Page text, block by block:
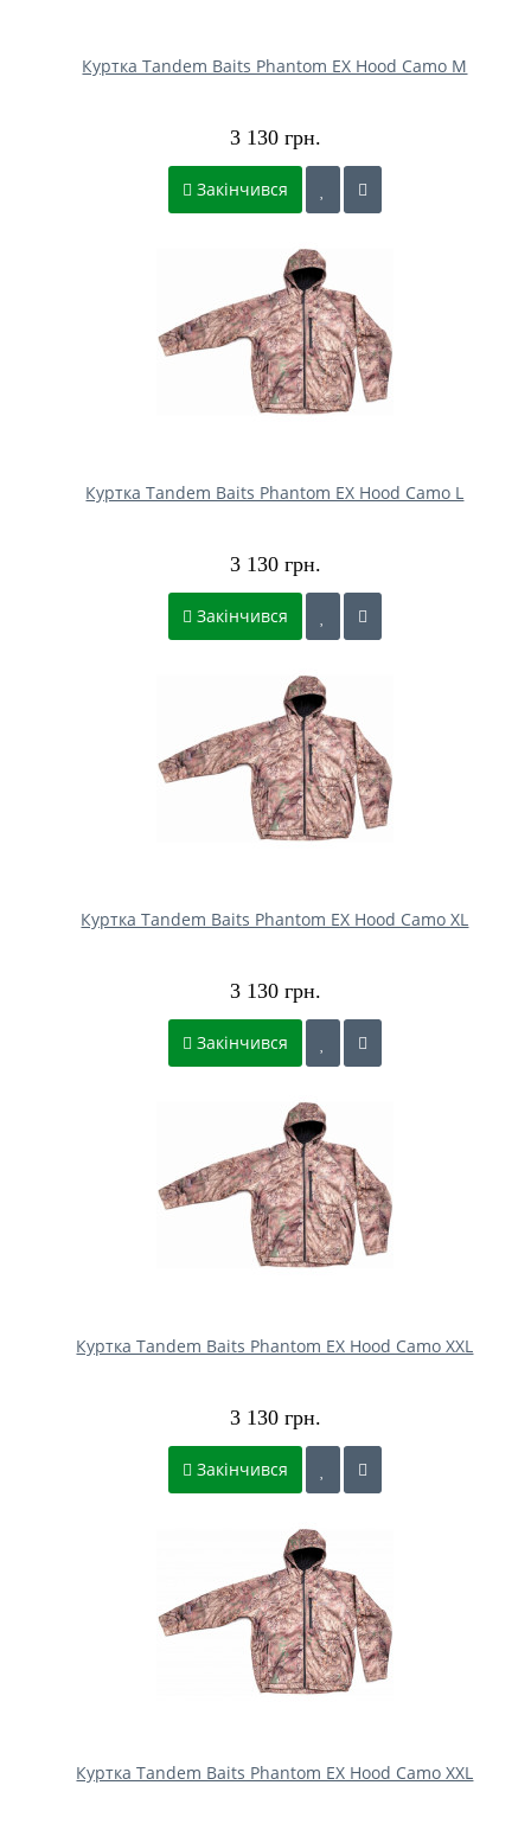
Куртка Tandem Baits Phantom EX Hood Camo M
3 130 грн.
Закінчився
Куртка Tandem Baits Phantom EX Hood Camo L
3 130 грн.
Закінчився
Куртка Tandem Baits Phantom EX Hood Camo XL
3 130 грн.
Закінчився
Куртка Tandem Baits Phantom EX Hood Camo XXL
3 130 грн.
Закінчився
Куртка Tandem Baits Phantom EX Hood Camo XXL